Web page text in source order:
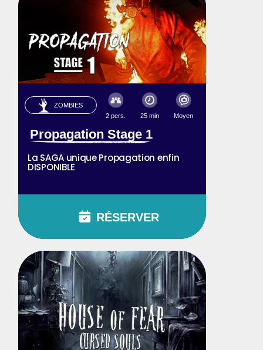
ZOMBIES
2 pers.
25 min Moyen
Propagation Stage 1
La SAGA unique Propagation enfin
DISPONIBLE
RÉSERVER